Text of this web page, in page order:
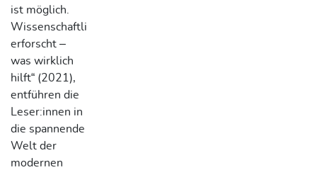
ist möglich.
Wissenschaftlich
erforscht –
was wirklich
hilft“ (2021),
entführen die
Leser:innen in
die spannende
Welt der
modernen